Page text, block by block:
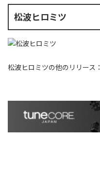
松波ヒロミツ
松波ヒロミツの他のリリース：